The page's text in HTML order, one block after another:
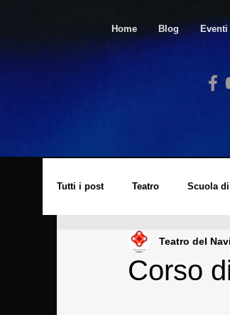
Home Blog Eventi
Tutti i post Teatro Scuola
Spazio Arte
Corso
Teatro del